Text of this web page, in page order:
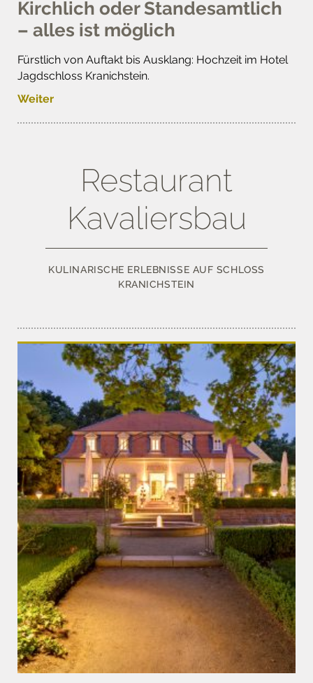
Kirchlich oder Standesamtlich
– alles ist möglich
Fürstlich von Auftakt bis Ausklang: Hochzeit im Hotel
Jagdschloss Kranichstein.
Weiter
Restaurant
Kavaliersbau
KULINARISCHE ERLEBNISSE AUF SCHLOSS
KRANICHSTEIN